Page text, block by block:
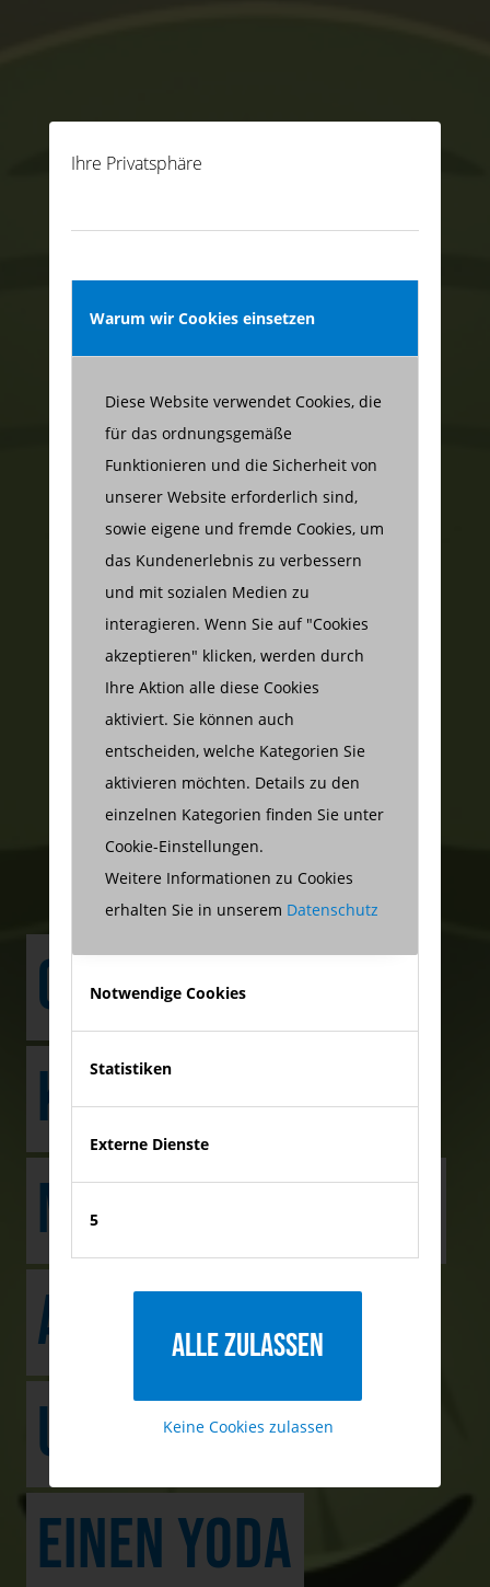
Ihre Privatsphäre
Warum wir Cookies einsetzen
Diese Website verwendet Cookies, die
für das ordnungsgemäße
Funktionieren und die Sicherheit von
unserer Website erforderlich sind,
sowie eigene und fremde Cookies, um
das Kundenerlebnis zu verbessern
und mit sozialen Medien zu
interagieren. Wenn Sie auf "Cookies
akzeptieren" klicken, werden durch
Ihre Aktion alle diese Cookies
aktiviert. Sie können auch
entscheiden, welche Kategorien Sie
aktivieren möchten. Details zu den
einzelnen Kategorien finden Sie unter
Cookie-Einstellungen.
Weitere Informationen zu Cookies
erhalten Sie in unserem Datenschutz
Notwendige Cookies
Statistiken
Externe Dienste
5
Alle zulassen
Keine Cookies zulassen
GLAUBEN SIE AN
KLEINE GRÜNE
MÄNNCHEN! WOZU
AUCH IHR
UNTERNEHMEN
EINEN YODA